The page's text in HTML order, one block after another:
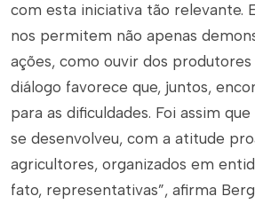
com esta iniciativa tão relevante.
nos permitem não apenas
ações, como ouvir dos produtores
diálogo favorece que, juntos,
para as dificuldades. Foi assim
se desenvolveu, com a atitude
agricultores, organizados em
fato, representativas”, afirma